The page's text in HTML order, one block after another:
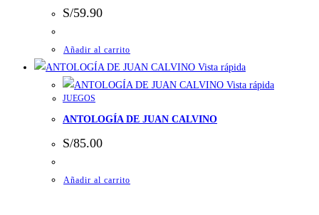
S/59.90
Añadir al carrito
Vista rápida
Vista rápida
JUEGOS
ANTOLOGÍA DE JUAN CALVINO
S/85.00
Añadir al carrito